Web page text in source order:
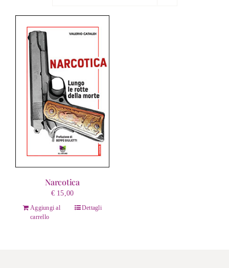
Catalogo
Narcotica
€15,00
Aggiungi al
carrello
Dettagli